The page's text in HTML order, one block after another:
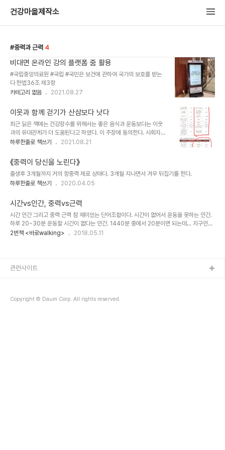
건강마을제작소
중력과 근력 4
비대면 온라인 강의 플랫폼 줌 활용
#국립중앙의료원 #국립 #국민은 보건에 관하여 국가의 보호를 받는
다 헌법36조 제3항
카테고리 없음
2021.08.27
이웃과 함께 걷기가 산삼보다 낫다
최근 읽은 책에는 건강장수를 위해서는 좋은 음식과 운동보다는 이웃
과의 유대관계가 더 도움된다고 하였다. 이 주장에 동의한다. 사회자
본, 문화자본이 새로운 건강결정요인으로 부각되고 있다는 연구논문
으로 필요한 것이 운동이다"고 주장한다. 그 이유는 무엇일까? 이웃을
포함한 사회적 관계로부터 안전하게 보호받고 있으며 내가 위험에 쳐
했을 때 나를 도와줄 사람이 있다고 믿는 도시안전수준은 이웃과 함께
하는 공동체 활동에서 얻을 수 있다. 지금 공공보건의료체계에서 우리
남이 전제되어야 한다. 이 모든것은 얼굴보는 관계에서 시작된다. 온라
인보다는 오프라인에서의 만남을 말한다. 그래서 거동..
하루한줄로 책쓰기 2021.08.21
《중력이 당신을 노린다》
출생후 3개월까지 거의 항중력 제로 상태다. 3개월 지나면서 겨우 뒤집기를 한다.
하루한줄로 책쓰기
2020.04.05
시간vs인간, 중력vs근력
시간 인간 그리고 중력 근력 참 재미있는 단어조합이다. 시간이 없어서 운동을 못하는 인간.
하루 20~30분 운동할 시간이 없다는 인간. 1440분 중에서 20분이면 되는데... 지구인은
어쩔 수 없이 평생토록 중력과 맞서 싸워야 한다. 중력에게 손 들고 항복하는 순간. 그 순간이
2번책 <바로walking> 2018.05.11
Copyright © Daum Corp. All rights reserved.
관련사이트